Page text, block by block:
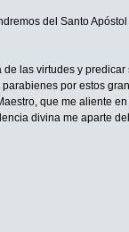
del Santo
las virtudes y
por estos
que me aliente
divina me aparte